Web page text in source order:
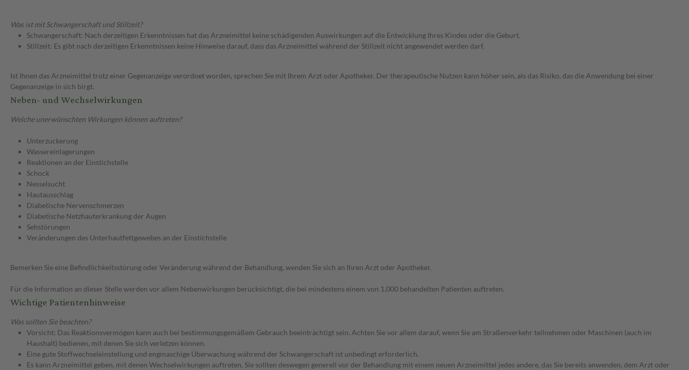
Was ist mit Schwangerschaft und Stillzeit?
Schwangerschaft: Nach derzeitigen Erkenntnissen hat das Arzneimittel keine schädigenden Auswirkungen auf die Entwicklung Ihres Kindes oder die Geburt.
Stillzeit: Es gibt nach derzeitigen Erkenntnissen keine Hinweise darauf, dass das Arzneimittel während der Stillzeit nicht angewendet werden darf.
Ist Ihnen das Arzneimittel trotz einer Gegenanzeige verordnet worden, sprechen Sie mit Ihrem Arzt oder Apotheker. Der therapeutische Nutzen kann höher sein, als das Risiko, das die Anwendung bei einer
Gegenanzeige in sich birgt.
Neben- und Wechselwirkungen
Welche unerwünschten Wirkungen können auftreten?
Unterzuckerung
Wassereinlagerungen
Reaktionen an der Einstichstelle
Schock
Nesselsucht
Hautausschlag
Diabetische Nervenschmerzen
Diabetische Netzhauterkrankung der Augen
Sehstörungen
Veränderungen des Unterhautfettgewebes an der Einstichstelle
Bemerken Sie eine Befindlichkeitsstörung oder Veränderung während der Behandlung, wenden Sie sich an Ihren Arzt oder Apotheker.
Für die Information an dieser Stelle werden vor allem Nebenwirkungen berücksichtigt, die bei mindestens einem von 1.000 behandelten Patienten auftreten.
Wichtige Patientenhinweise
Was sollten Sie beachten?
Vorsicht: Das Reaktionsvermögen kann auch bei bestimmungsgemäßem Gebrauch beeinträchtigt sein. Achten Sie vor allem darauf, wenn Sie am Straßenverkehr teilnehmen oder Maschinen (auch im
Haushalt) bedienen, mit denen Sie sich verletzen können.
Eine gute Stoffwechseleinstellung und engmaschige Überwachung während der Schwangerschaft ist unbedingt erforderlich.
Es kann Arzneimittel geben, mit denen Wechselwirkungen auftreten. Sie sollten deswegen generell vor der Behandlung mit einem neuen Arzneimittel jedes andere, das Sie bereits anwenden, dem Arzt oder